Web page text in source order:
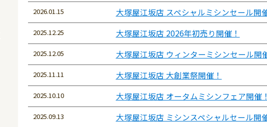
2026.01.15 大塚屋江坂店 スペシャルミシンセール開
2025.12.25 大塚屋江坂店 2026年初売り開催！
2025.12.05 大塚屋江坂店 ウィンターミシンセール開
2025.11.11 大塚屋江坂店 大創業祭開催！
2025.10.10 大塚屋江坂店 オータムミシンフェア開催
2025.09.13 大塚屋江坂店 ミシンスペシャルセール開